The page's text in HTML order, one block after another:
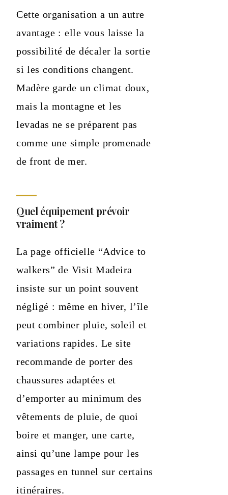
Cette organisation a un autre
avantage : elle vous laisse la
possibilité de décaler la sortie
si les conditions changent.
Madère garde un climat doux,
mais la montagne et les
levadas ne se préparent pas
comme une simple promenade
de front de mer.
Quel équipement prévoir
vraiment ?
La page officielle “Advice to
walkers” de Visit Madeira
insiste sur un point souvent
négligé : même en hiver, l’île
peut combiner pluie, soleil et
variations rapides. Le site
recommande de porter des
chaussures adaptées et
d’emporter au minimum des
vêtements de pluie, de quoi
boire et manger, une carte,
ainsi qu’une lampe pour les
passages en tunnel sur certains
itinéraires.